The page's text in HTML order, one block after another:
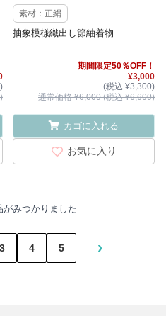
素材：正絹
抽象模様織出し節紬着物
期間限定50％OFF！
¥3,000
(税込 ¥3,300)
通常価格 ¥6,000 (税込 ¥6,600)
カゴに入れる
お気に入り
がみつかりました
3 4 5 ›